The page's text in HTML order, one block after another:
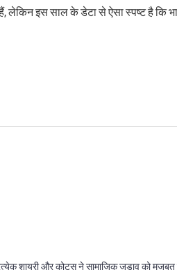
लेकिन इस साल के डेटा से ऐसा स्पष्ट है कि
शायरी और कोट्स ने सामाजिक जुड़ाव को